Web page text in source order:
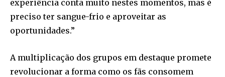
experiência conta muito nestes momentos, mas é
preciso ter sangue-frio e aproveitar as
oportunidades.”
A multiplicação dos grupos em destaque promete
revolucionar a forma como os fãs consomem